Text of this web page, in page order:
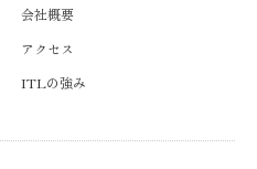
会社概要
アクセス
ITLの強み